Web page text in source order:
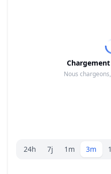
Nous
Sélecteur de plage.
24h 7j 1m 3m